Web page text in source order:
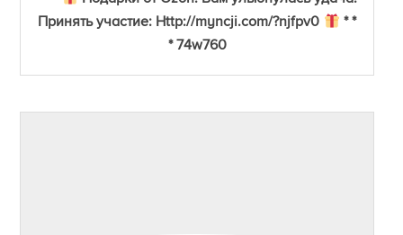
Принять участие: Http://myncji.com/?njfpv0
* *
* 74w760